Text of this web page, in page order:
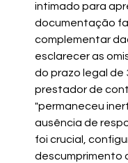
intimado para
documentação
complementar
esclarecer as
do prazo legal de
prestador de
"permaneceu
ausência de
foi crucial,
descumprimento